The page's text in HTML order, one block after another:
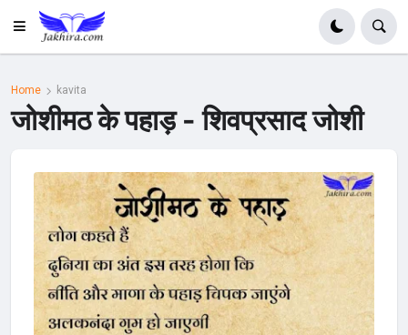
Home kavita
जोशीमठ के पहाड़ - शिवप्रसाद जोशी